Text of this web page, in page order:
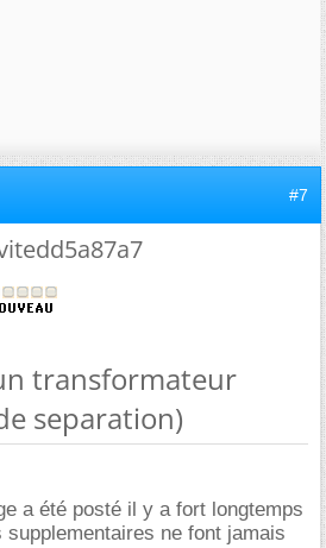
#7
transformateur
separation)
a été posté il y a fort longtemps
ne font jamais